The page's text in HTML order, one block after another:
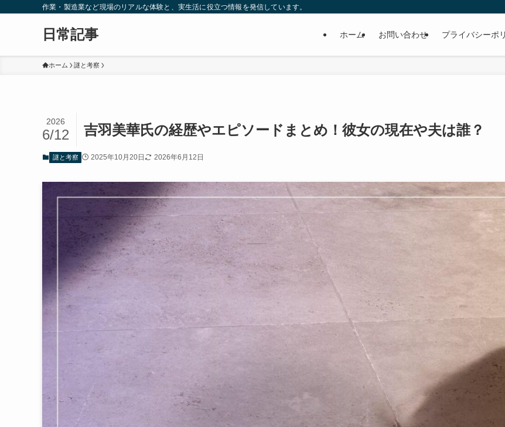
作業・製造業など現場のリアルな体験と、実生活に役立つ情報を発信しています。
日常記事 ホーム お問い合わせ プライバシーポ
ホーム 謎と考察
吉羽美華氏の経歴やエピソードまとめ！彼女の現在や夫は誰？
2026
6/12
謎と考察 2025年10月20日 2026年6月12日